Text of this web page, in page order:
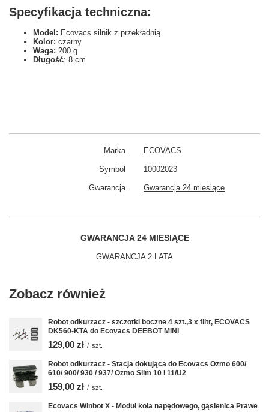
Specyfikacja techniczna:
Model: Ecovacs silnik z przekładnią
Kolor: czarny
Waga: 200 g
Długość: 8 cm
Marka ECOVACS
Symbol 10002023
Gwarancja Gwarancja 24 miesiące
GWARANCJA 24 MIESIĄCE
GWARANCJA 2 LATA
Zobacz również
Robot odkurzacz - szczotki boczne 4 szt.,3 x filtr, ECOVACS
DK560-KTA do Ecovacs DEEBOT MINI
129,00 zł / szt.
Robot odkurzacz - Stacja dokująca do Ecovacs Ozmo 600/
610/ 900/ 930 / 937/ Ozmo Slim 10 i 11/U2
159,00 zł / szt.
Ecovacs Winbot X - Moduł koła napędowego, gąsienica Prawe